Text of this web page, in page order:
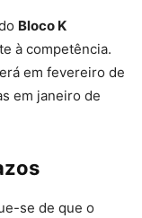
Bloco K
à competência.
em fevereiro de
em janeiro de
se de que o